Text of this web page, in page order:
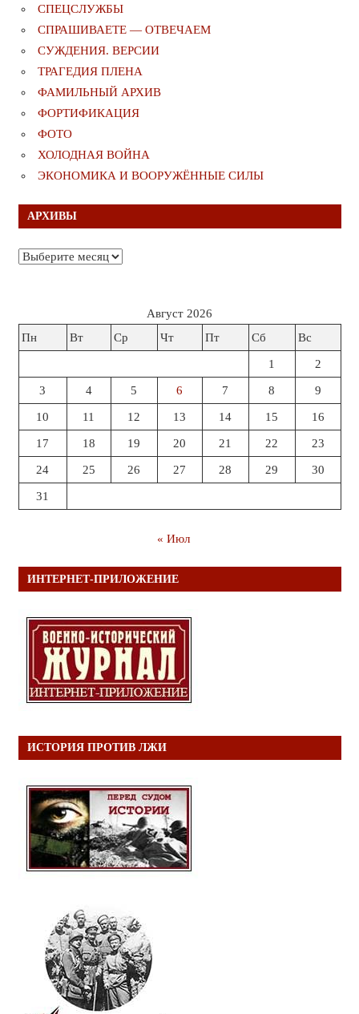
СПЕЦСЛУЖБЫ
СПРАШИВАЕТЕ — ОТВЕЧАЕМ
СУЖДЕНИЯ. ВЕРСИИ
ТРАГЕДИЯ ПЛЕНА
ФАМИЛЬНЫЙ АРХИВ
ФОРТИФИКАЦИЯ
ФОТО
ХОЛОДНАЯ ВОЙНА
ЭКОНОМИКА И ВООРУЖЁННЫЕ СИЛЫ
АРХИВЫ
Архивы
Август 2026
Пн
Вт Ср Чт Пт Сб Вс
1 2
3 4 5 6 7 8 9
10 11 12 13 14 15 16
17 18 19 20 21 22 23
24 25 26 27 28 29 30
31
« Июл
ИНТЕРНЕТ-ПРИЛОЖЕНИЕ
ИСТОРИЯ ПРОТИВ ЛЖИ